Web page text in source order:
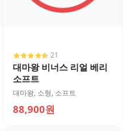
21
대마왕 비너스 리얼 베리
소프트
대마왕, 소형, 소프트
88,900원